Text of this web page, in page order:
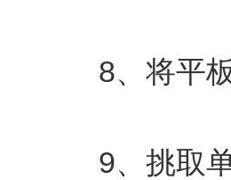
8、将平
9、挑取